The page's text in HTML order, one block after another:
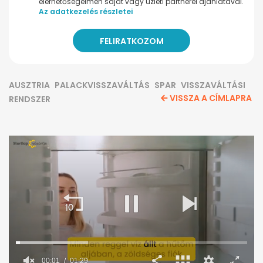
Az adatkezelés részletei
AUSZTRIA PALACKVISSZAVÁLTÁS SPAR VISSZAVÁLTÁSI
RENDSZER
VISSZA A CÍMLAPRA